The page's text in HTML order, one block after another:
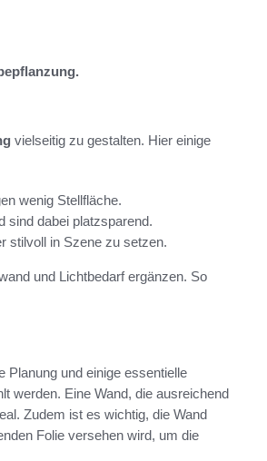
vielseitig zu gestalten. Hier einige
wenig Stellfläche.
sind dabei platzsparend.
stilvoll in Szene zu setzen.
und Lichtbedarf ergänzen. So
Planung und einige essentielle
werden. Eine Wand, die ausreichend
Zudem ist es wichtig, die Wand
Folie versehen wird, um die